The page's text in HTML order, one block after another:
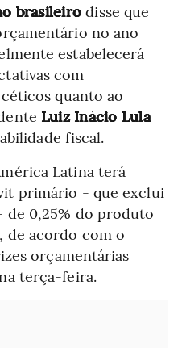
brasileirodisse que
no ano
estabelecerá
com
quanto ao
Luiz Inácio Lula
fiscal.
Latina terá
primário - que exclui
de 0,25% do produto
de acordo com o
orçamentárias
terça-feira.